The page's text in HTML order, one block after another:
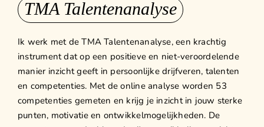
TMA Talentenanalyse
Ik werk met de TMA Talentenanalyse, een krachtig
instrument dat op een positieve en niet-veroordelende
manier inzicht geeft in persoonlijke drijfveren, talenten
en competenties. Met de online analyse worden 53
competenties gemeten en krijg je inzicht in jouw sterke
punten, motivatie en ontwikkelmogelijkheden. De